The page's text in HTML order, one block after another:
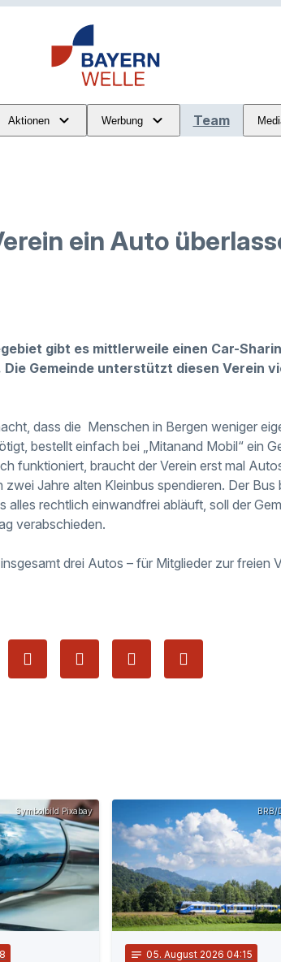
Aktionen Werbung Team
ein Auto
gibt es mittlerweile einen Car-
Die Gemeinde unterstützt diesen Verein
dass die Menschen in Bergen weniger
bestellt einfach bei „Mitanand Mobil“ ein
funktioniert, braucht der Verein erst mal
zwei Jahre alten Kleinbus spendieren. Der
alles rechtlich einwandfrei abläuft, soll der
verabschieden.
drei Autos – für Mitglieder zur freien
Symbolbild Pixabay BRB/
notes 05. August 2026 04:15